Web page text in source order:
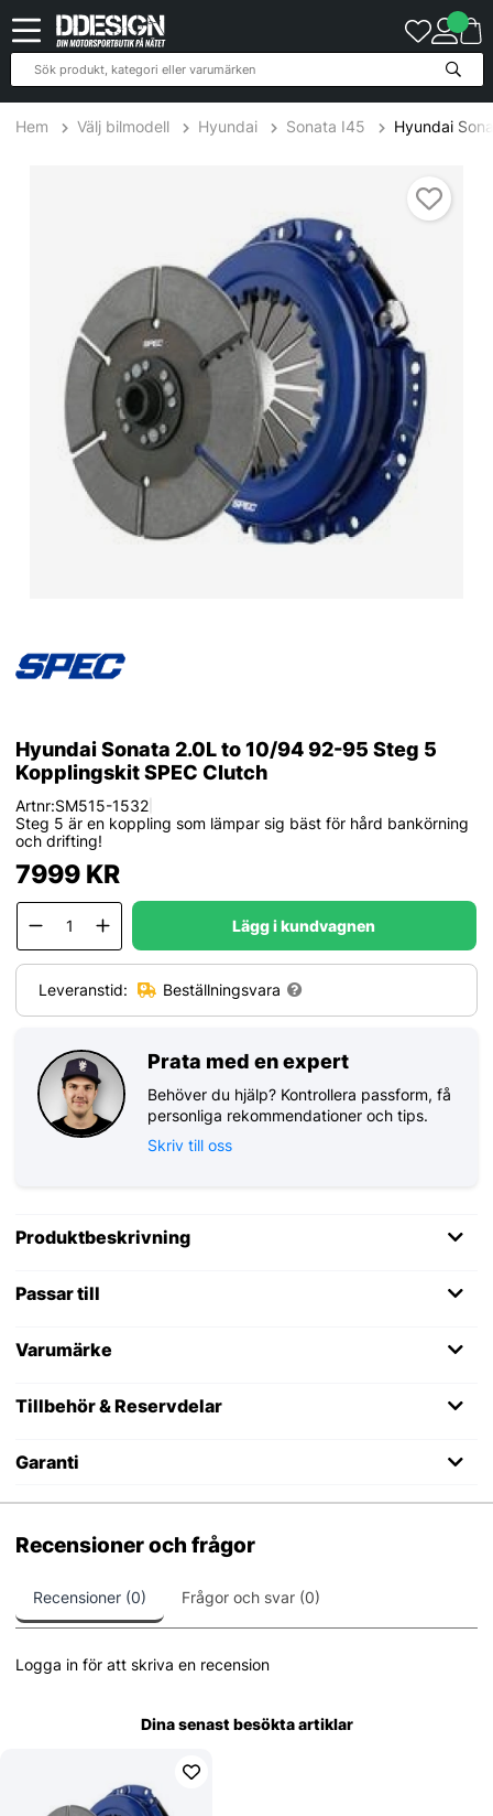
Hem Välj bilmodell Hyundai Sonata I45 Hyundai
Hyundai Sonata 2.0L to 10/94 92-95 Steg 5
Kopplingskit SPEC Clutch
Artnr:SM515-1532|
Steg 5 är en koppling som lämpar sig bäst för hård bankörning
och drifting!
7999KR
Lägg i kundvagnen
Leveranstid: Beställningsvara
Prata med en expert
Behöver du hjälp? Kontrollera passform, få
personliga rekommendationer och tips.
Skriv till oss
Produktbeskrivning
Passar till
Varumärke
Tillbehör & Reservdelar
Garanti
Recensioner och frågor
Recensioner (0) Frågor och svar (0)
Logga in för att skriva en recension
Dina senast besökta artiklar